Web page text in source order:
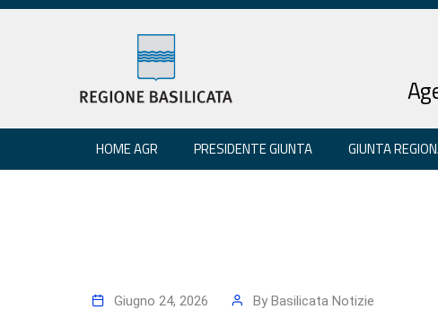
HOME AGR PRESIDENTE GIUNTA GIUNTA
Giugno 24, 2026 By Basilicata Notizie